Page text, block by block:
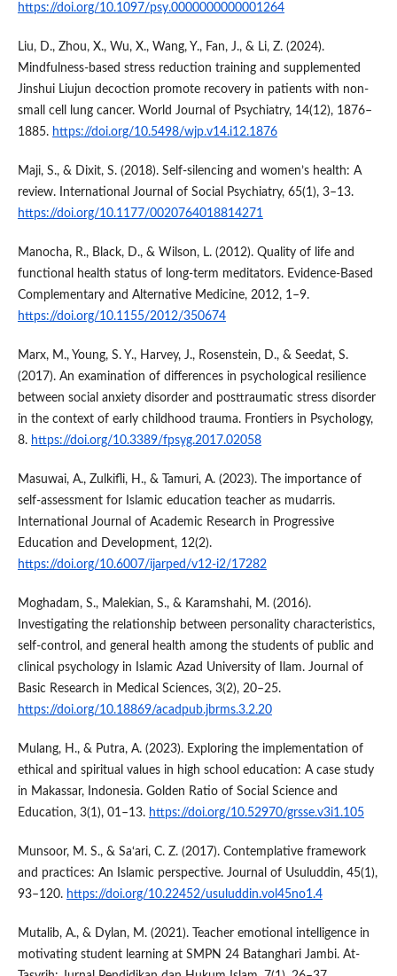
https://doi.org/10.1097/psy.0000000000001264
Liu, D., Zhou, X., Wu, X., Wang, Y., Fan, J., & Li, Z. (2024).
Mindfulness-based stress reduction training and supplemented
Jinshui Liujun decoction promote recovery in patients with non-
small cell lung cancer. World Journal of Psychiatry, 14(12), 1876–
1885. https://doi.org/10.5498/wjp.v14.i12.1876
Maji, S., & Dixit, S. (2018). Self-silencing and women’s health: A
review. International Journal of Social Psychiatry, 65(1), 3–13.
https://doi.org/10.1177/0020764018814271
Manocha, R., Black, D., & Wilson, L. (2012). Quality of life and
functional health status of long-term meditators. Evidence-Based
Complementary and Alternative Medicine, 2012, 1–9.
https://doi.org/10.1155/2012/350674
Marx, M., Young, S. Y., Harvey, J., Rosenstein, D., & Seedat, S.
(2017). An examination of differences in psychological resilience
between social anxiety disorder and posttraumatic stress disorder
in the context of early childhood trauma. Frontiers in Psychology,
8. https://doi.org/10.3389/fpsyg.2017.02058
Masuwai, A., Zulkifli, H., & Tamuri, A. (2023). The importance of
self-assessment for Islamic education teacher as mudarris.
International Journal of Academic Research in Progressive
Education and Development, 12(2).
https://doi.org/10.6007/ijarped/v12-i2/17282
Moghadam, S., Malekian, S., & Karamshahi, M. (2016).
Investigating the relationship between personality characteristics,
self-control, and general health among the students of public and
clinical psychology in Islamic Azad University of Ilam. Journal of
Basic Research in Medical Sciences, 3(2), 20–25.
https://doi.org/10.18869/acadpub.jbrms.3.2.20
Mulang, H., & Putra, A. (2023). Exploring the implementation of
ethical and spiritual values in high school education: A case study
in Makassar, Indonesia. Golden Ratio of Social Science and
Education, 3(1), 01–13. https://doi.org/10.52970/grsse.v3i1.105
Munsoor, M. S., & Sa‘ari, C. Z. (2017). Contemplative framework
and practices: An Islamic perspective. Journal of Usuluddin, 45(1),
93–120. https://doi.org/10.22452/usuluddin.vol45no1.4
Mutalib, A., & Dylan, M. (2021). Teacher emotional intelligence in
motivating student learning at SMPN 24 Batanghari Jambi. At-